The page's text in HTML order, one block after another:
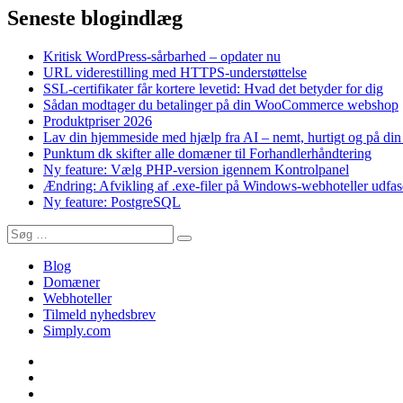
Seneste blogindlæg
Kritisk WordPress-sårbarhed – opdater nu
URL viderestilling med HTTPS-understøttelse
SSL-certifikater får kortere levetid: Hvad det betyder for dig
Sådan modtager du betalinger på din WooCommerce webshop
Produktpriser 2026
Lav din hjemmeside med hjælp fra AI – nemt, hurtigt og på din
Punktum dk skifter alle domæner til Forhandlerhåndtering
Ny feature: Vælg PHP-version igennem Kontrolpanel
Ændring: Afvikling af .exe-filer på Windows-webhoteller
Ny feature: PostgreSQL
Søg
efter:
Søg
Blog
Domæner
Webhoteller
Tilmeld nyhedsbrev
Simply.com